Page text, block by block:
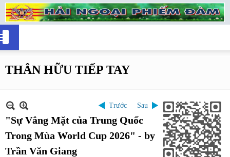
THÂN HỮU TIẾP TAY
Trước Sau
"Sự Vắng Mặt của Trung Quốc
Trong Mùa World Cup 2026" - by
Trần Văn Giang